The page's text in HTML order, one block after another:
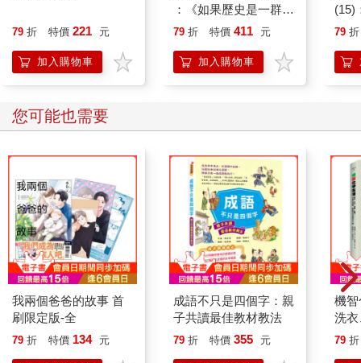
79 折 特價 221 元
加入購物車
：《如果歷史是一群
喵》作者最新力作，附
79 折 特價 411 元
加入購物車
(15)
貓
79 折
您可能也需要
我兩個爸爸的故事 首
刷限定版-全
79 折 特價 134 元
成語不只是四個字：親
子共讀最佳教材教法
79 折 特價 355 元
機
洗
弄
79 折